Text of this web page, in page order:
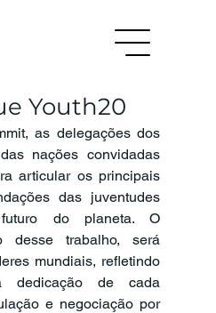
Youth20
as delegações dos
nações convidadas
articular os principais
das juventudes
do planeta. O
desse trabalho, será
mundiais, refletindo
de cada
e negociação por